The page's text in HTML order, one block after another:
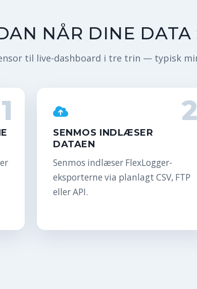
NÅR DINE DATA
til live-dashboard i tre trin — typisk
1 2
SENMOS INDLÆSER
DATAEN
Senmos indlæser FlexLogger-
eksporterne via planlagt CSV, FTP
eller API.